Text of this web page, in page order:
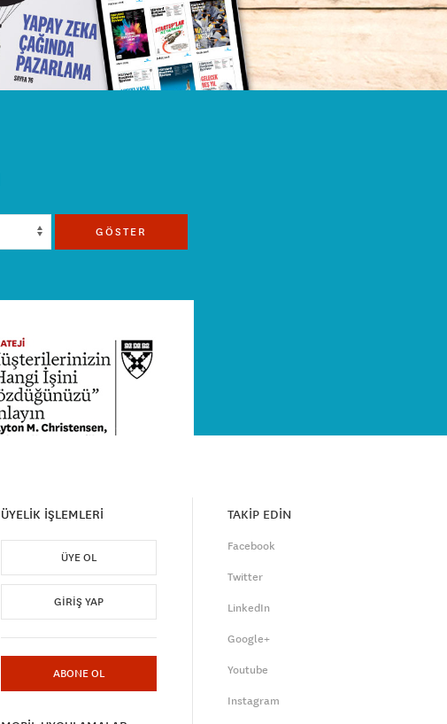
GÖSTER
ÜYELİK İŞLEMLERİ
ÜYE OL
GIRIŞ YAP
ABONE OL
TAKİP EDİN
Facebook
Twitter
LinkedIn
Google+
Youtube
Instagram